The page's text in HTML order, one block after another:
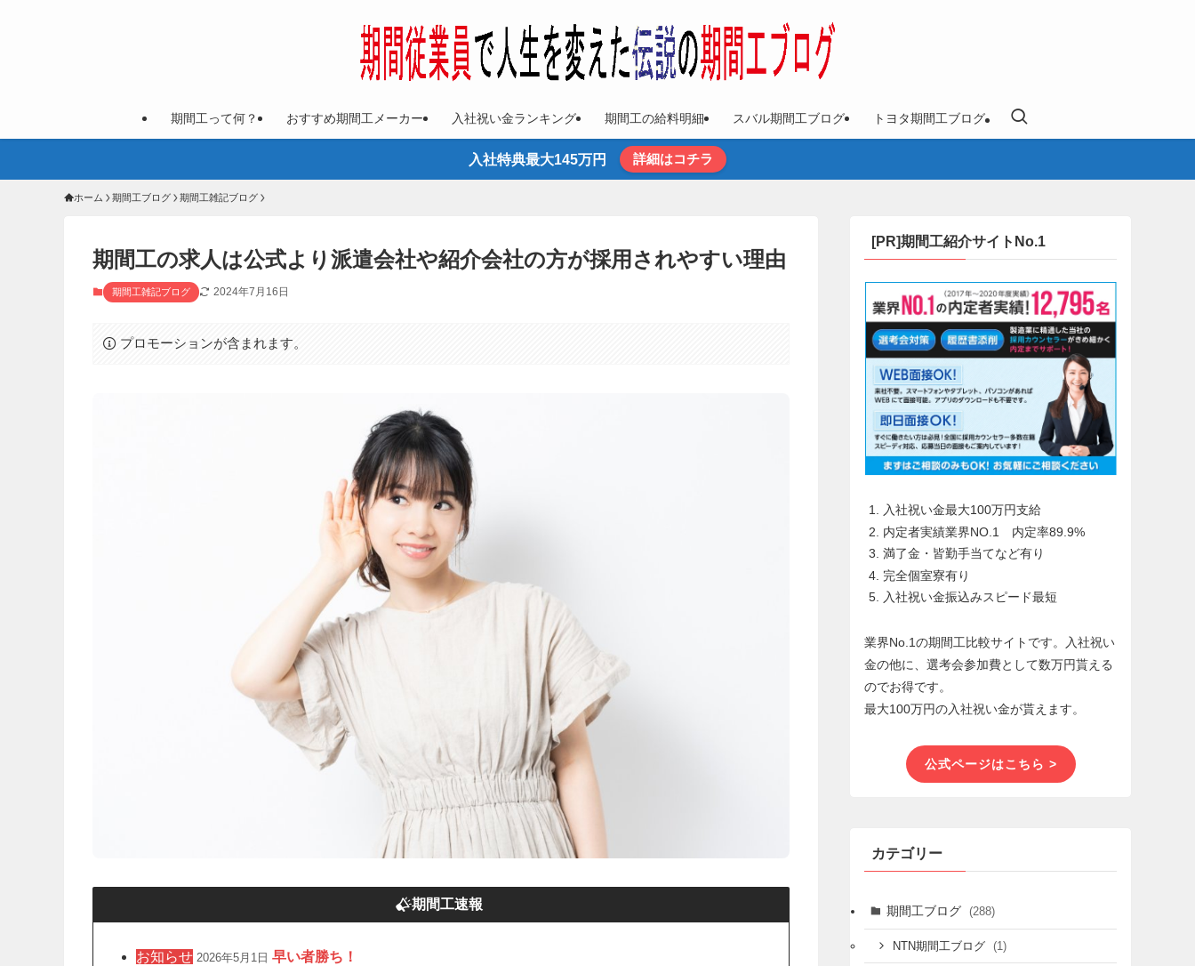
期間工って何？ おすすめ期間工メーカー 入社祝い金ランキング 期間工の給料明細 スバル期間工ブログ トヨタ期間工ブログ
入社特典最大145万円 詳細はコチラ
ホーム 期間工ブログ 期間工雑記ブログ
期間工の求人は公式より派遣会社や紹介会社の方が採用されやすい理由
期間工雑記ブログ 2024年7月16日
プロモーションが含まれます。
期間工速報
お知らせ 2026年5月1日 早い者勝ち！
[PR]期間工紹介サイトNo.1
入社祝い金最大100万円支給
内定者実績業界NO.1 内定率89.9%
満了金・皆勤手当てなど有り
完全個室寮有り
入社祝い金振込みスピード最短
業界No.1の期間工比較サイトです。入社祝い
金の他に、選考会参加費として数万円貰える
のでお得です。
最大100万円の入社祝い金が貰えます。
公式ページはこちら >
カテゴリー
期間工ブログ (288)
NTN期間工ブログ (1)